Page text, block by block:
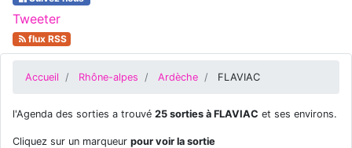
Tweeter
flux RSS
Accueil Rhône-alpes Ardèche FLAVIAC
l'Agenda des sorties a trouvé 25 sorties à FLAVIAC et ses environs.
Cliquez sur un marqueur pour voir la sortie